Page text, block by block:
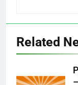
Related